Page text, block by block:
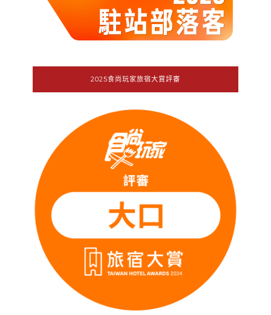
2025食尚玩家旅宿大賞評審